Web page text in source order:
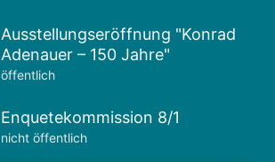
Ausstellungseröffnung "Konrad
Adenauer – 150 Jahre"
öffentlich
Enquetekommission 8/1
nicht öffentlich